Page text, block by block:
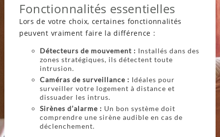
Fonctionnalités essentielles
Lors de votre choix, certaines fonctionnalités
peuvent vraiment faire la différence :
Détecteurs de mouvement : Installés dans des
zones stratégiques, ils détectent toute
intrusion.
Caméras de surveillance : Idéales pour
surveiller votre logement à distance et
dissuader les intrus.
Sirènes d’alarme : Un bon système doit
comprendre une sirène audible en cas de
déclenchement.